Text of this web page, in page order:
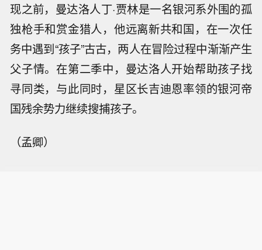
现之前，曼达洛人丁·贾林是一名银河系外围的孤
独枪手和赏金猎人，他远离新共和国，在一次任
务中遇到“孩子”古古，两人在冒险过程中渐渐产生
父子情。在第二季中，曼达洛人开始帮助孩子找
寻同类，与此同时，星区长吉迪恩率领的银河帝
国残余势力继续搜捕孩子。
（孟卿）